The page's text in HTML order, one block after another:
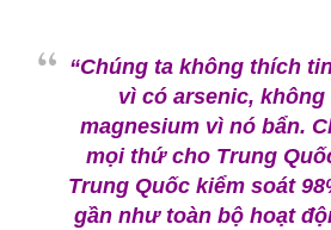
“Chúng ta không thích
vì có arsenic, không
magnesium vì nó bẩn.
mọi thứ cho Trung
Trung Quốc kiểm soát
gần như toàn bộ hoạt